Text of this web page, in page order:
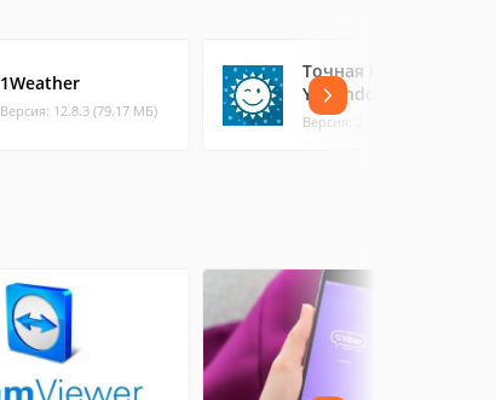
1Weather
Версия: 12.8.3 (79.17 МБ)
Точная Погода
YoWindow
Версия: 2.59.18 (87.66 МБ)